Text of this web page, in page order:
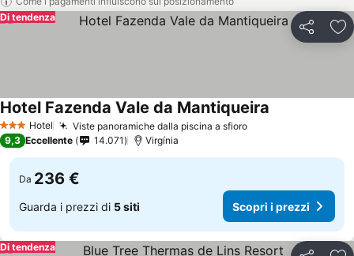
Condividi
Di tendenza
3 StelleHotel Viste panoramiche dalla piscina a sfioro
Hotel Fazenda Vale da Mantiqueira
9,3 Eccellente 14.071 Virgínia
Da 236 €
Guarda i prezzi di 5 siti Scopri i prezzi
Di tendenza